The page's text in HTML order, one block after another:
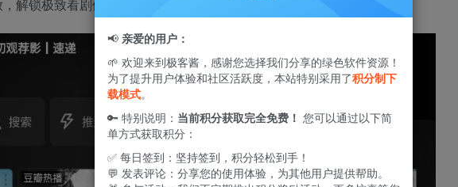
解锁极致看剧体验。
📢 亲爱的用户：
🌱 欢迎来到极客酱，感谢您选择我们分享的绿色软件资源！
为了提升用户体验和社区活跃度，本站特别采用了积分制下
载模式。
🔑 特别说明： 当前积分获取完全免费！ 您可以通过以下简
单方式获取积分：
✅ 每日签到：坚持签到，积分轻松到手！
💬 发表评论：分享您的使用体验，为其他用户提供帮助。